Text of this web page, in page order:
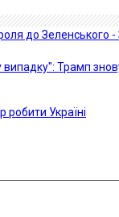
до Зеленського -
Трамп
Україні